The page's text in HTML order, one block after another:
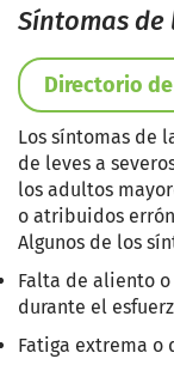
Síntomas
Directorio
Los síntomas de
de leves a
los adultos
o atribuidos
Algunos de los
Falta de aliento
durante el
Fatiga extrema